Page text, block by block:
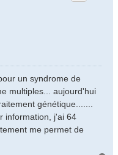
un syndrome de
multiples... aujourd'hui
génétique.......
information, j'ai 64
me permet de